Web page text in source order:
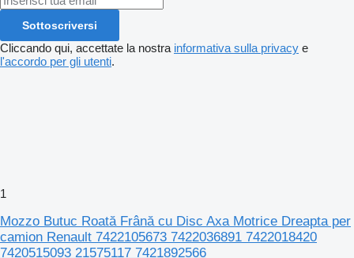
Sottoscriversi
Cliccando qui, accettate la nostra informativa sulla privacy e
l'accordo per gli utenti.
1
Mozzo Butuc Roată Frână cu Disc Axa Motrice Dreapta per
camion Renault 7422105673 7422036891 7422018420
7420515093 21575117 7421892566